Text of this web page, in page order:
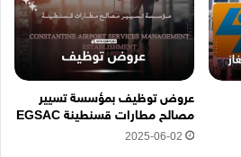
عروض توظيف بمؤسسة تسيير
مصالح مطارات قسنطينة EGSAC
2025-06-02